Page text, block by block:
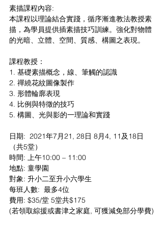
素描課程內容:
本課程以理論結合實踐，循序漸進教法教授素
描，為學員提供插素描技巧訓練。強化對物體
的光暗、立體、空間、質感、構圖之表現。
課程教授：
1. 基礎素描概念，線、筆觸的認識
2. 禪繞花紋圖像製作
3. 形體輪廓表現
4. 比例與特徵的技巧
5. 構圖、光與影的一理論和實踐
日期:  2021年7月21, 28日 8月4, 11及18日
（共5堂）
時間: 上午10:00 – 11:00
地點: 童學園
對象: 升小二至升小六學生
每班人數:  最多4位
費用: $35/堂 5堂共$175
(若領取綜援或書津之家庭, 可獲減免部分學費)